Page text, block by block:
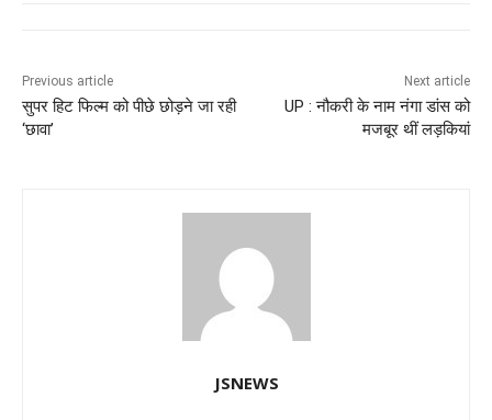
o
o
p
p
n
Previous article
सुपर हिट फिल्म को पीछे छोड़ने जा रही
‘छावा’
Next article
UP : नौकरी के नाम नंगा डांस को
मजबूर थीं लड़कियां
JSNEWS